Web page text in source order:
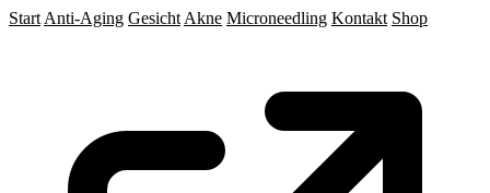
Start Anti-Aging Gesicht Akne Microneedling Kontakt Shop